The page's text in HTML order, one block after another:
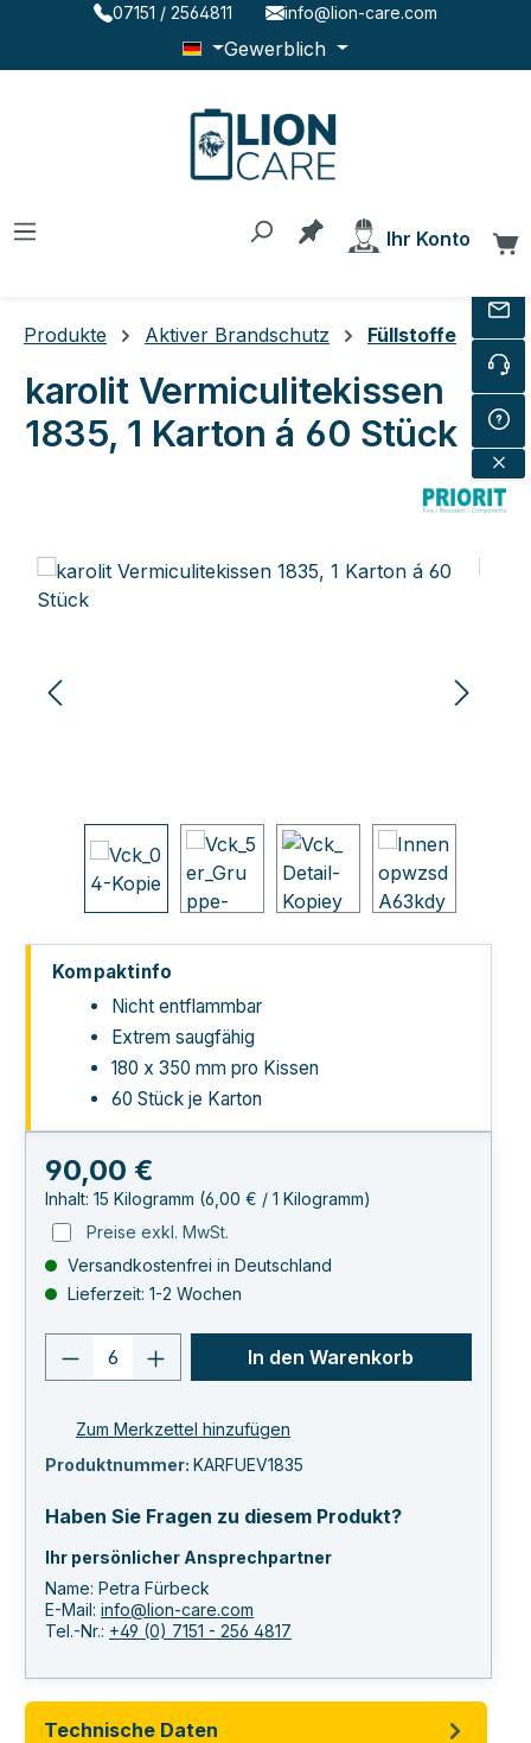
Zum Hauptinhalt springen
07151 / 2564811 info@lion-care.com
Gewerblich
Du hast 0 Produkte
Ihr Konto
Produkte Aktiver Brandschutz Füllstoffe
karolit Vermiculitekissen
1835, 1 Karton á 60 Stück
Bildergalerie überspringen
Kompaktinfo
Nicht entflammbar
Extrem saugfähig
180 x 350 mm pro Kissen
60 Stück je Karton
Regulärer Preis:
90,00 €
Inhalt: 15 Kilogramm (6,00 € / 1 Kilogramm)
Preise exkl. MwSt.
Versandkostenfrei in Deutschland
Lieferzeit: 1-2 Wochen
Produkt Anzahl: Gib den
In den Warenkorb
Zum Merkzettel hinzufügen
Produktnummer: KARFUEV1835
Haben Sie Fragen zu diesem Produkt?
Ihr persönlicher Ansprechpartner
Name: Petra Fürbeck
E-Mail: info@lion-care.com
Tel.-Nr.: +49 (0) 7151 - 256 4817
Technische Daten